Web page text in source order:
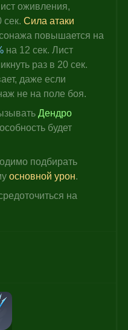
оживления,
сек. Сила атаки
повышается на
на 12 сек. Лист
раз в 20 сек.
даже если
не на поле боя.
Дендро
будет
подбирать
основной урон.
на